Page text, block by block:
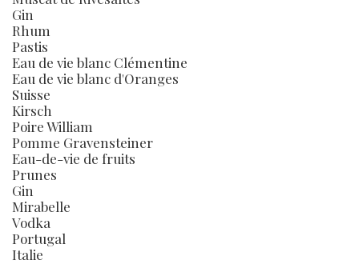
Gin
Rhum
Pastis
Eau de vie blanc Clémentine
Eau de vie blanc d'Oranges
Suisse
Kirsch
Poire William
Pomme Gravensteiner
Eau-de-vie de fruits
Prunes
Gin
Mirabelle
Vodka
Portugal
Italie